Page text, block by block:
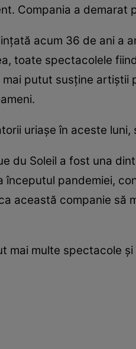
Compania a
acum 36 de ani a
toate spectacolele
putut susţine
uriaşe în aceste
du Soleil a fost una
începutul pandemiei,
această companie să
mai multe spectacole